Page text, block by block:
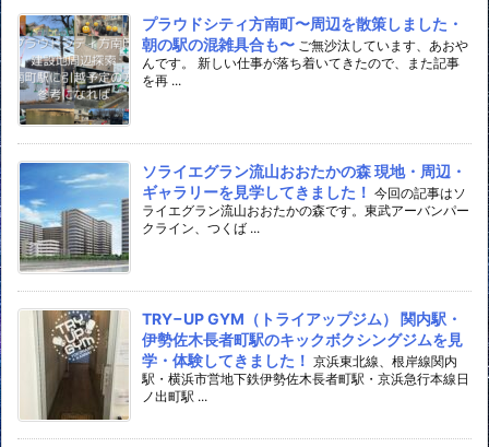
プラウドシティ方南町〜周辺を散策しました・
朝の駅の混雑具合も〜 ご無沙汰しています、あおや
んです。 新しい仕事が落ち着いてきたので、また記事
を再 ...
ソライエグラン流山おおたかの森 現地・周辺・
ギャラリーを見学してきました！ 今回の記事はソ
ライエグラン流山おおたかの森です。東武アーバンパー
クライン、つくば ...
TRY−UP GYM（トライアップジム） 関内駅・
伊勢佐木長者町駅のキックボクシングジムを見
学・体験してきました！ 京浜東北線、根岸線関内
駅・横浜市営地下鉄伊勢佐木長者町駅・京浜急行本線日
ノ出町駅 ...